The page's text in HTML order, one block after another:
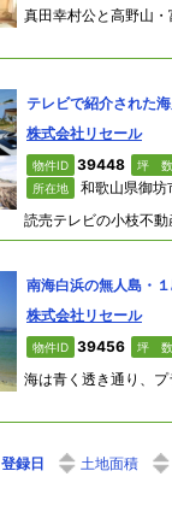
真田幸村公と高野山
株式会社リセール
物件ID 39448 坪 数
所在地
和歌山県御坊市
南海白浜の無人島・
株式会社リセール
物件ID 39456 坪 数
登録日 土地面積